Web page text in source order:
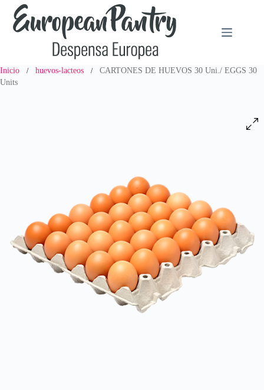
Saltar
contenido
Inicio / huevos-lacteos /
CARTONES DE HUEVOS 30 Uni./ EGGS 30
Units